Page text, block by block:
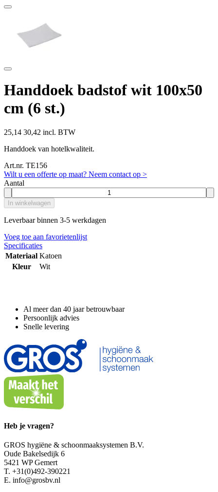
Handdoek badstof wit 100x50
cm (6 st.)
25,14 30,42 incl. BTW
Handdoek van hotelkwaliteit.
Art.nr. TE156
Wilt u een offerte op maat? Neem contact op >
Aantal
In winkelwagen
Leverbaar binnen 3-5 werkdagen
Voeg toe aan favorietenlijst
Specificaties
Materiaal Katoen
Kleur
Wit
Al meer dan 40 jaar betrouwbaar
Persoonlijk advies
Snelle levering
Heb je vragen?
GROS hygiëne & schoonmaaksystemen B.V.
Oude Bakelsedijk 6
5421 WP Gemert
T. +31(0)492-390221
E. info@grosbv.nl